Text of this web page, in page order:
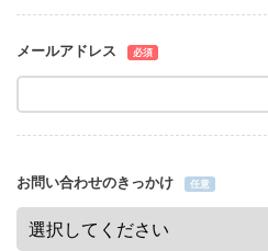
メールアドレス 必須
お問い合わせのきっかけ 任意